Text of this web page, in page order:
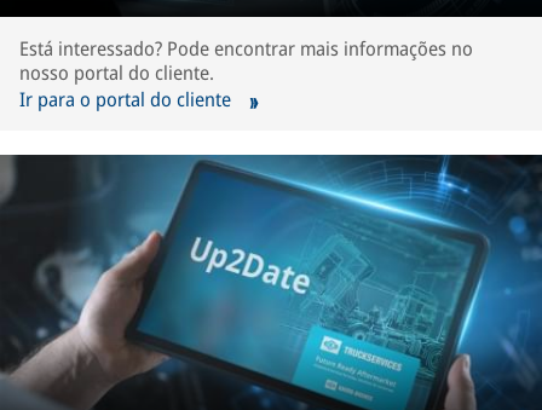
Está interessado? Pode encontrar mais informações no
nosso portal do cliente.
Ir para o portal do cliente